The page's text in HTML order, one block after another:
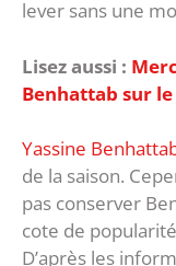
lever sans une
Lisez aussi :
Benhattab sur
Yassine
de la saison.
pas conserver
cote de
D’après les